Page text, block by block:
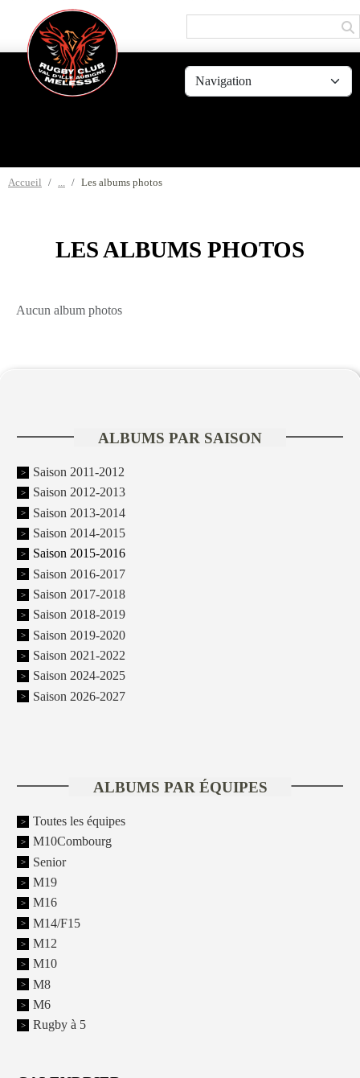
Accueil Les albums photos
LES ALBUMS PHOTOS
Aucun album photos
ALBUMS PAR SAISON
Saison 2011-2012
Saison 2012-2013
Saison 2013-2014
Saison 2014-2015
Saison 2015-2016
Saison 2016-2017
Saison 2017-2018
Saison 2018-2019
Saison 2019-2020
Saison 2021-2022
Saison 2024-2025
Saison 2026-2027
ALBUMS PAR ÉQUIPES
Toutes les équipes
M10Combourg
Senior
M19
M16
M14/F15
M12
M10
M8
M6
Rugby à 5
Panneau de gestion des cookies